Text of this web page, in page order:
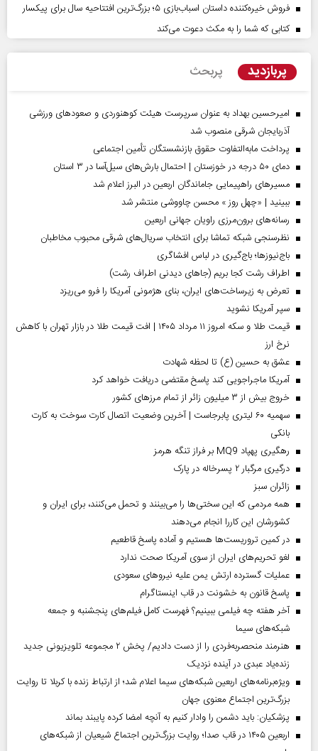
فروش خیره‌کننده داستان اسباب‌بازی ۵؛ بزرگ‌ترین افتتاحیه سال برای پیکسار
کتابی که شما را به مکث دعوت می‌کند
پربازدید پربحث
امیرحسین بهداد به عنوان سرپرست هیئت کوهنوردی و صعودهای ورزشی
آذربایجان شرقی منصوب شد
پرداخت مابه‌التفاوت حقوق بازنشستگان تأمین اجتماعی
دمای ۵۰ درجه در خوزستان | احتمال بارش‌های سیل‌آسا در ۳ استان
مسیر‌های راهپیمایی جاماندگان اربعین در البرز اعلام شد
ببینید | «چهل روز » محسن چاووشی منتشر شد
رسانه‌های برون‌مرزی راویان جهانی اربعین
نظرسنجی شبکه تماشا برای انتخاب سریال‌های شرقی محبوب مخاطبان
باج‌نیوزها؛ باج‌گیری در لباس افشاگری
اطراف رشت کجا بریم (جاهای دیدنی اطراف رشت)
تعرض به زیرساخت‌های ایران، بنای هژمونی آمریکا را فرو می‌ریزد
سپر آمریکا نشوید
قیمت طلا و سکه امروز ۱۱ مرداد ۱۴۰۵ | افت قیمت طلا در بازار تهران با کاهش
نرخ ارز
عشق به حسین (ع) تا لحظه شهادت
آمریکا ماجراجویی کند پاسخ مقتضی دریافت خواهد کرد
خروج بیش از ۳ میلیون زائر از تمام مرز‌های کشور
سهمیه ۶۰ لیتری پابرجاست | آخرین وضعیت اتصال کارت سوخت به کارت
بانکی
رهگیری پهپاد MQ9 بر فراز تنگه هرمز
درگیری مرگبار ۲ پسرخاله در پارک
‌زائران سبز
همه مردمی که این سختی‌ها را می‌بینند و تحمل می‌کنند، برای ایران و
کشورشان این کاررا انجام می‌دهند
در کمین تروریست‌ها هستیم و آماده پاسخ قاطعیم
لغو تحریم‌های ایران از سوی آمریکا صحت ندارد
عملیات گسترده ارتش یمن علیه نیروهای سعودی
پاسخ قانون به خشونت در قاب اینستاگرام
آخر هفته چه فیلمی ببینیم؟ فهرست کامل فیلم‌های پنجشنبه و جمعه
شبکه‌های سیما
هنرمند منحصر‌به‌فردی را از دست دادیم/ پخش ۲ مجموعه تلویزیونی جدید
زنده‌یاد عبدی در آینده نزدیک
ویژه‌برنامه‌های اربعین شبکه‌های سیما اعلام شد؛ از ارتباط زنده با کربلا تا روایت
بزرگ‌ترین اجتماع معنوی جهان
پزشکیان: باید دشمن را وادار کنیم به آنچه امضا کرده پایبند بماند
اربعین ۱۴۰۵ در قاب صدا؛ روایت بزرگ‌ترین اجتماع شیعیان از شبکه‌های